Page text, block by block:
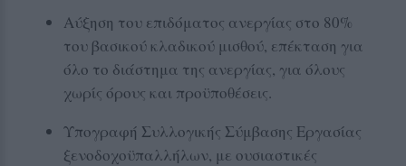
Αύξηση του επιδόματος ανεργίας στο 80%
του βασικού κλαδικού μισθού, επέκταση για
όλο το διάστημα της ανεργίας, για όλους
χωρίς όρους και προϋποθέσεις.
Υπογραφή Συλλογικής Σύμβασης Εργασίας
ξενοδοχοϋπαλλήλων, με ουσιαστικές